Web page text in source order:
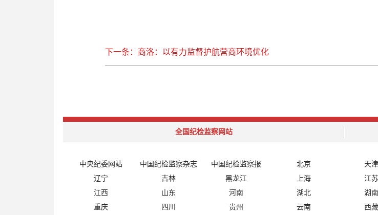
下一条：商洛：以有力监督护航营商环境优化
全国纪检监察网站
中央纪委网站 中国纪检监察杂志 中国纪检监察报 北京 天津
辽宁
吉林 黑龙江 上海 江苏
江西
山东 河南 湖北 湖南
重庆
四川 贵州 云南 西藏